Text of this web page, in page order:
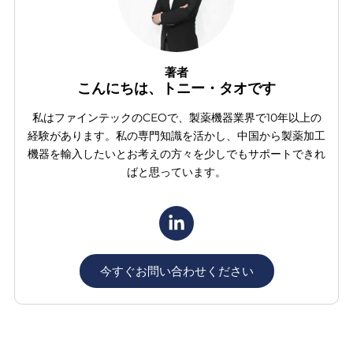
著者
こんにちは、トニー・タオです
私はファインテックのCEOで、製薬機器業界で10年以上の
経験があります。私の専門知識を活かし、中国から製薬加工
機器を輸入したいとお考えの方々を少しでもサポートできれ
ばと思っています。
今すぐお問い合わせください